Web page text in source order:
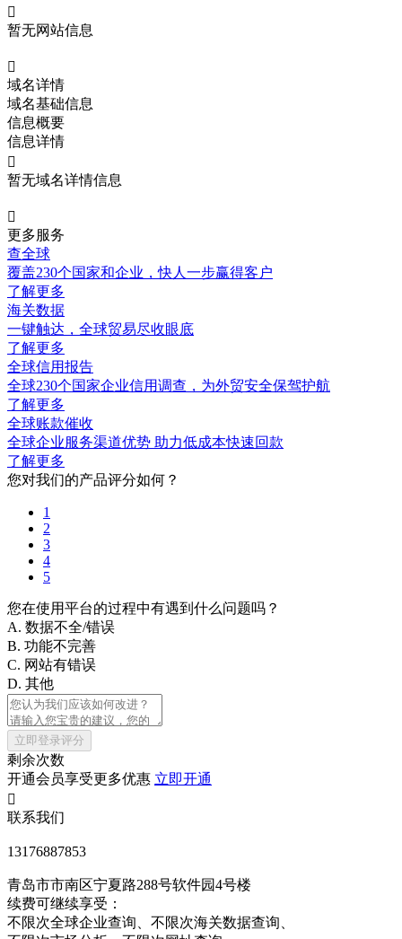

暂无网站信息

域名详情
域名基础信息
信息概要
信息详情

暂无域名详情信息

更多服务
查全球
覆盖230个国家和企业，快人一步赢得客户
了解更多
海关数据
一键触达，全球贸易尽收眼底
了解更多
全球信用报告
全球230个国家企业信用调查，为外贸安全保驾护航
了解更多
全球账款催收
全球企业服务渠道优势 助力低成本快速回款
了解更多
您对我们的产品评分如何？
1
2
3
4
5
您在使用平台的过程中有遇到什么问题吗？
A. 数据不全/错误
B. 功能不完善
C. 网站有错误
D. 其他
立即登录评分
剩余次数
开通会员享受更多优惠 立即开通

联系我们
13176887853
青岛市市南区宁夏路288号软件园4号楼
续费可继续享受：
不限次全球企业查询、 不限次海关数据查询、